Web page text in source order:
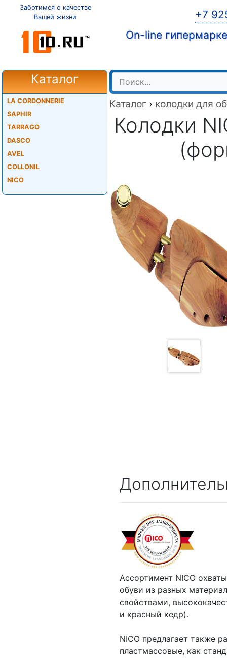
Заботимся о качестве
Вашей жизни
+7
On-line
Каталог
LA CORDONNERIE
SAPHIR
TARRAGO
DASCO
AVEL
COLLONIL
NICO
Каталог › колодки для
Колодки
Ассортимент NICO
обуви из разных
свойствами,
и красный кедр).
NICO предлагает также
пластмассовые, как